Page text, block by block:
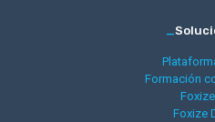
_
Formación
Foxize